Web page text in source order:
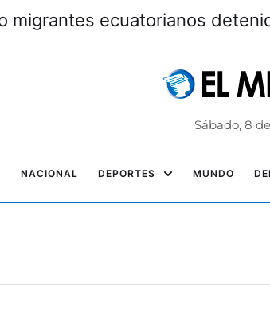
migrantes ecuatorianos
Sábado, 8
NACIONAL DEPORTES MUNDO